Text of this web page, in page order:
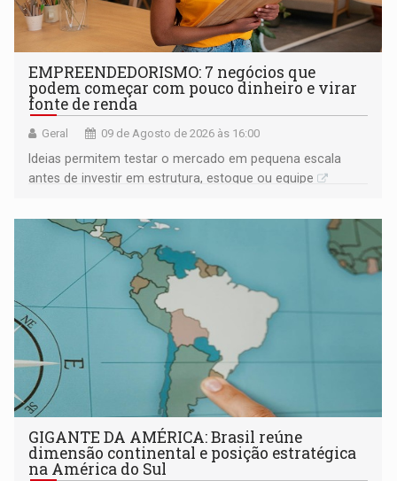
EMPREENDEDORISMO: 7 negócios que
podem começar com pouco dinheiro e virar
fonte de renda
Geral 09 de Agosto de 2026 às 16:00
Ideias permitem testar o mercado em pequena escala
antes de investir em estrutura, estoque ou equipe
GIGANTE DA AMÉRICA: Brasil reúne
dimensão continental e posição estratégica
na América do Sul